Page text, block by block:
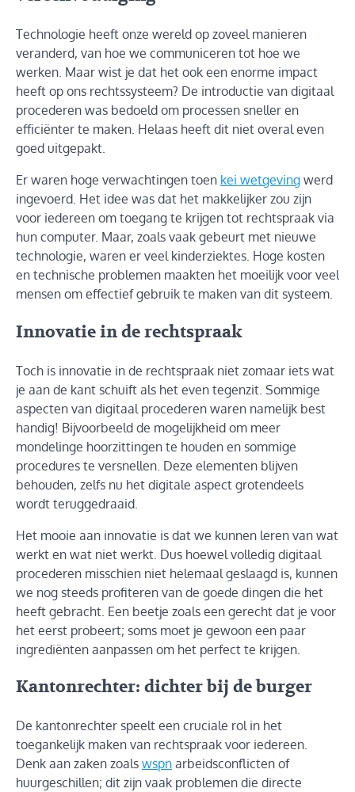
Technologie heeft onze wereld op zoveel manieren
veranderd, van hoe we communiceren tot hoe we
werken. Maar wist je dat het ook een enorme impact
heeft op ons rechtssysteem? De introductie van digitaal
procederen was bedoeld om processen sneller en
efficiënter te maken. Helaas heeft dit niet overal even
goed uitgepakt.
Er waren hoge verwachtingen toen kei wetgeving werd
ingevoerd. Het idee was dat het makkelijker zou zijn
voor iedereen om toegang te krijgen tot rechtspraak via
hun computer. Maar, zoals vaak gebeurt met nieuwe
technologie, waren er veel kinderziektes. Hoge kosten
en technische problemen maakten het moeilijk voor veel
mensen om effectief gebruik te maken van dit systeem.
Innovatie in de rechtspraak
Toch is innovatie in de rechtspraak niet zomaar iets wat
je aan de kant schuift als het even tegenzit. Sommige
aspecten van digitaal procederen waren namelijk best
handig! Bijvoorbeeld de mogelijkheid om meer
mondelinge hoorzittingen te houden en sommige
procedures te versnellen. Deze elementen blijven
behouden, zelfs nu het digitale aspect grotendeels
wordt teruggedraaid.
Het mooie aan innovatie is dat we kunnen leren van wat
werkt en wat niet werkt. Dus hoewel volledig digitaal
procederen misschien niet helemaal geslaagd is, kunnen
we nog steeds profiteren van de goede dingen die het
heeft gebracht. Een beetje zoals een gerecht dat je voor
het eerst probeert; soms moet je gewoon een paar
ingrediënten aanpassen om het perfect te krijgen.
Kantonrechter: dichter bij de burger
De kantonrechter speelt een cruciale rol in het
toegankelijk maken van rechtspraak voor iedereen.
Denk aan zaken zoals wspn arbeidsconflicten of
huurgeschillen; dit zijn vaak problemen die directe